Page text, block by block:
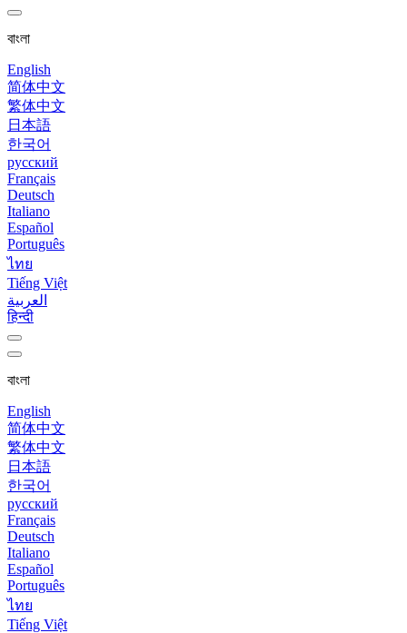
বাংলা
English
简体中文
繁体中文
日本語
한국어
русский
Français
Deutsch
Italiano
Español
Português
ไทย
Tiếng Việt
العربية
हिन्दी
বাংলা
English
简体中文
繁体中文
日本語
한국어
русский
Français
Deutsch
Italiano
Español
Português
ไทย
Tiếng Việt